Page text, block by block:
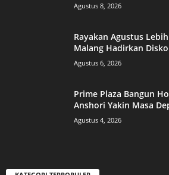
Agustus 8, 2026
Rayakan Agustus
Malang Hadirkan
Agustus 6, 2026
Prime Plaza Bangun
Anshori Yakin Masa
Agustus 4, 2026